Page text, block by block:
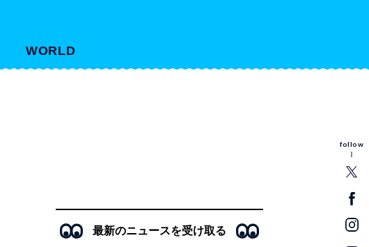
WORLD
follow
最新のニュースを受け取る